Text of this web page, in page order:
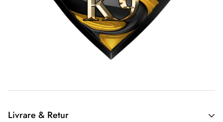
Livrare & Retur